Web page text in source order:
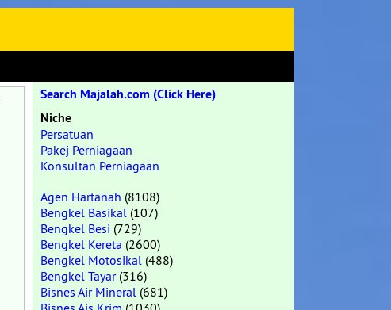
Search Majalah.com (Click Here)
Niche
Persatuan
Pakej Perniagaan
Konsultan Perniagaan
Agen Hartanah (8108)
Bengkel Basikal (107)
Bengkel Besi (729)
Bengkel Kereta (2600)
Bengkel Motosikal (488)
Bengkel Tayar(316)
Bisnes Air Mineral (681)